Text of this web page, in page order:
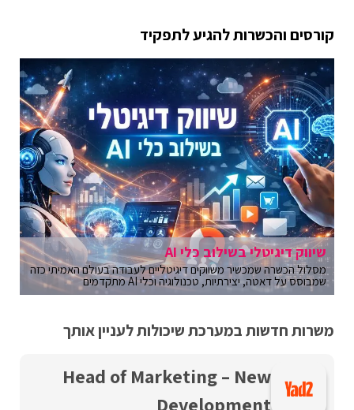
קורסים והכשרות להגיע לתפקיד
שיווק דיגיטלי בשילוב כלי AI
מסלול הכשרה שמכשיר משווקים דיגיטליים לעבודה בעולם האמיתי כזה
שמבוסס על דאטה, יצירתיות, טכנולוגיה וכלי AI מתקדמים
משרות חדשות במערכת שיכולות לעניין אותך
Head of Marketing – New
Development